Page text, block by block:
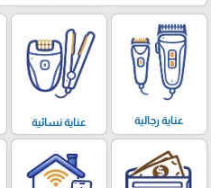
عناية رجالية عناية نسائية